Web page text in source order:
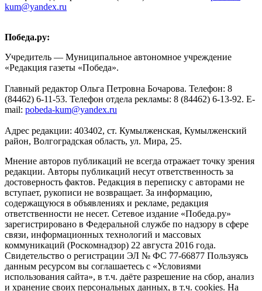
kum@yandex.ru
Победа.ру:
Учредитель — Муниципальное автономное учреждение
«Редакция газеты «Победа».
Главный редактор Ольга Петровна Бочарова. Телефон: 8
(84462) 6-11-53. Телефон отдела рекламы: 8 (84462) 6-13-92. E-
mail: pobeda-kum@yandex.ru
Адрес редакции: 403402, ст. Кумылженская, Кумылженский
район, Волгоградская область, ул. Мира, 25.
Мнение авторов публикаций не всегда отражает точку зрения
редакции. Авторы публикаций несут ответственность за
достоверность фактов. Редакция в переписку с авторами не
вступает, рукописи не возвращает. За информацию,
содержащуюся в объявлениях и рекламе, редакция
ответственности не несет. Сетевое издание «Победа.ру»
зарегистрировано в Федеральной службе по надзору в сфере
связи, информационных технологий и массовых
коммуникаций (Роскомнадзор) 22 августа 2016 года.
Свидетельство о регистрации ЭЛ № ФС 77-66877 Пользуясь
данным ресурсом вы соглашаетесь с «Условиями
использования сайта», в т.ч. даёте разрешение на сбор, анализ
и хранение своих персональных данных, в т.ч. cookies. На